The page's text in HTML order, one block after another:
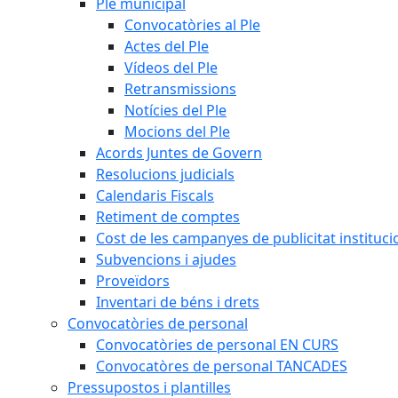
Convocatòries al Ple
Actes del Ple
Vídeos del Ple
Retransmissions
Notícies del Ple
Mocions del Ple
Acords Juntes de Govern
Resolucions judicials
Calendaris Fiscals
Retiment de comptes
Cost de les campanyes de publicitat
Subvencions i ajudes
Proveïdors
Inventari de béns i drets
Convocatòries de personal
Convocatòries de personal EN CURS
Convocatòres de personal TANCADES
Pressupostos i plantilles